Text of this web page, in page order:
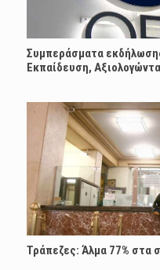
Συμπεράσματα
Εκπαίδευση,
Τράπεζες: Άλμα 77% στα